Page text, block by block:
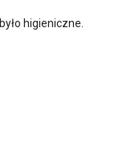
higieniczne.